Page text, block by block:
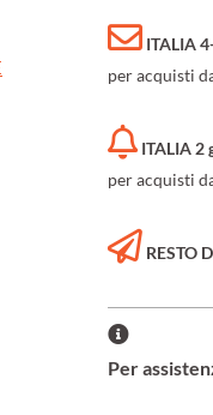
ITALIA
per acquisti
ITALIA 2
per acquisti
RESTO
Per